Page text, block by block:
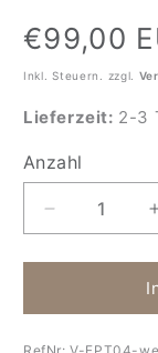
Normaler
Preis
€99,00
Inkl. Steuern. zzgl.
Lieferzeit: 2-3
Anzahl
Anzahl
Verringere
die
Menge
Badvorleger